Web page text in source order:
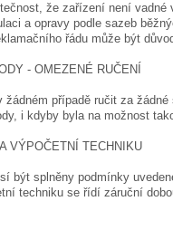
že zařízení není
a opravy podle sazeb
řádu může být
- OMEZENÉ RUČENÍ
žádném případě ručit za
i kdyby byla na možnost
VÝPOČETNÍ TECHNIKU
být splněny podmínky
techniku se řídí záruční